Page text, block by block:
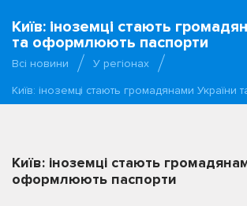
Київ: іноземці стають
та оформлюють паспорти
Всі новини
У регіонах
Київ: іноземці стають громадянами України
Київ: іноземці стають
оформлюють паспорти